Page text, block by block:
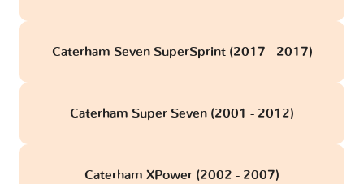
Caterham Seven SuperSprint (2017 - 2017)
Caterham Super Seven (2001 - 2012)
Caterham XPower (2002 - 2007)